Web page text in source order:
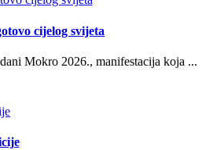
cijelog svijeta
Mokro 2026., manifestacija koja ...